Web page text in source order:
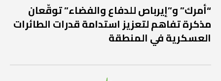
“أمرك” و”إيرباص للدفاع والفضاء” توقّعان
مذكرة تفاهم لتعزيز استدامة قدرات الطائرات
العسكرية في المنطقة